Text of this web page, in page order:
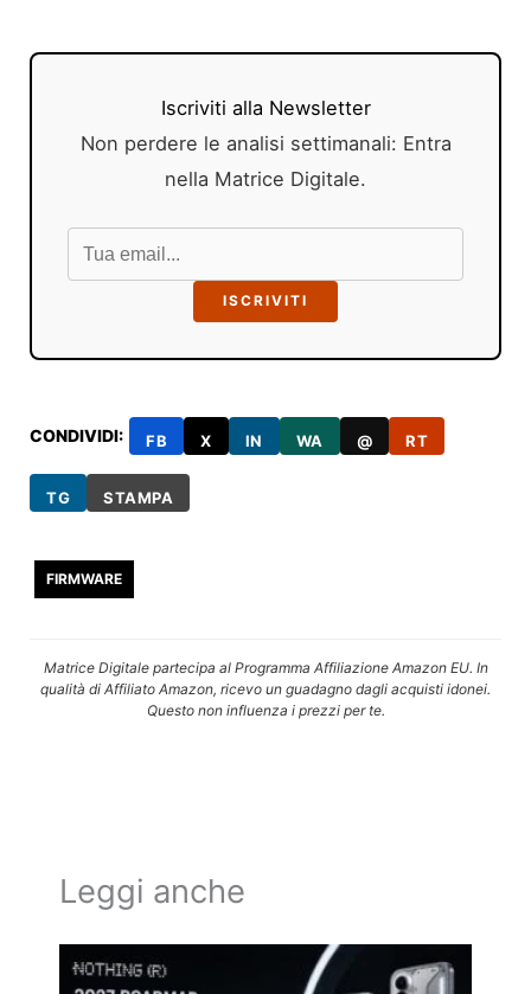
Iscriviti alla Newsletter
Non perdere le analisi settimanali: Entra
nella Matrice Digitale.
ISCRIVITI
CONDIVIDI: FB X IN WA @ RT
TG STAMPA
FIRMWARE
Matrice Digitale partecipa al Programma Affiliazione Amazon EU. In
qualità di Affiliato Amazon, ricevo un guadagno dagli acquisti idonei.
Questo non influenza i prezzi per te.
Leggi anche